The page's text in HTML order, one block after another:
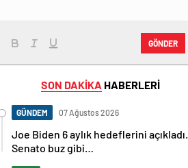
GÖNDER
SON DAKİKA HABERLERİ
GÜNDEM 07 Ağustos 2026
Joe Biden 6 aylık hedeflerini açıkladı.
Senato buz gibi…